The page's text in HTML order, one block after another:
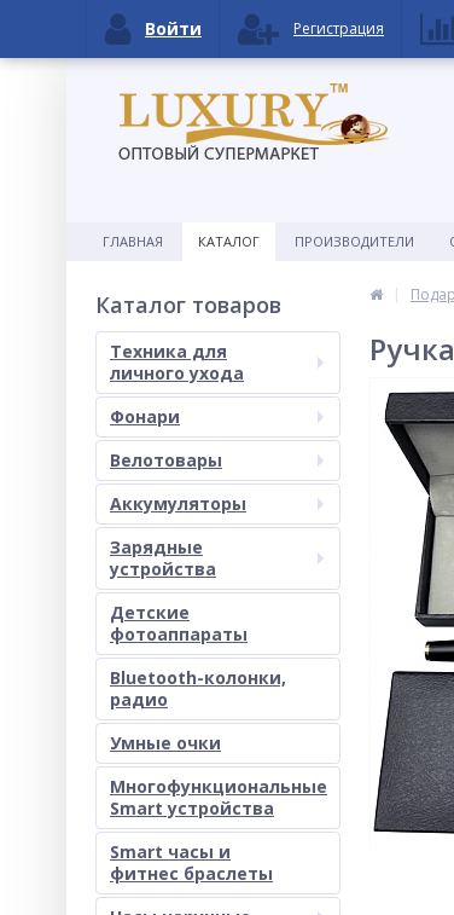
ГЛАВНАЯ КАТАЛОГ ПРОИЗВОДИТЕЛИ
Каталог товаров
Техника для
личного ухода
Фонари
Велотовары
Аккумуляторы
Зарядные
устройства
Детские
фотоаппараты
Bluetooth-колонки,
радио
Умные очки
Многофункциональные
Smart устройства
Smart часы и
фитнес браслеты
Войти Регистрация